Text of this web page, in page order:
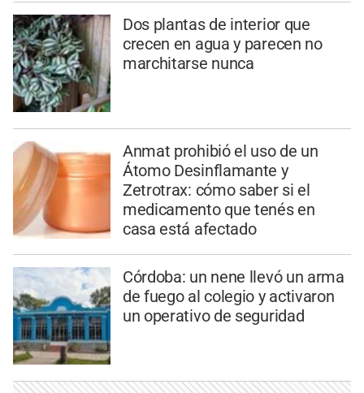
Dos plantas de interior que
crecen en agua y parecen no
marchitarse nunca
Anmat prohibió el uso de un
Átomo Desinflamante y
Zetrotrax: cómo saber si el
medicamento que tenés en
casa está afectado
Córdoba: un nene llevó un arma
de fuego al colegio y activaron
un operativo de seguridad